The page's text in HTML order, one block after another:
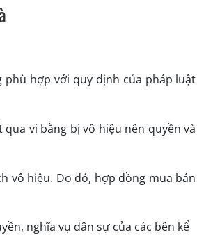
phù hợp với quy định của pháp luật
vi bằng bị vô hiệu nên quyền và
vô hiệu. Do đó, hợp đồng mua bán
nghĩa vụ dân sự của các bên kể